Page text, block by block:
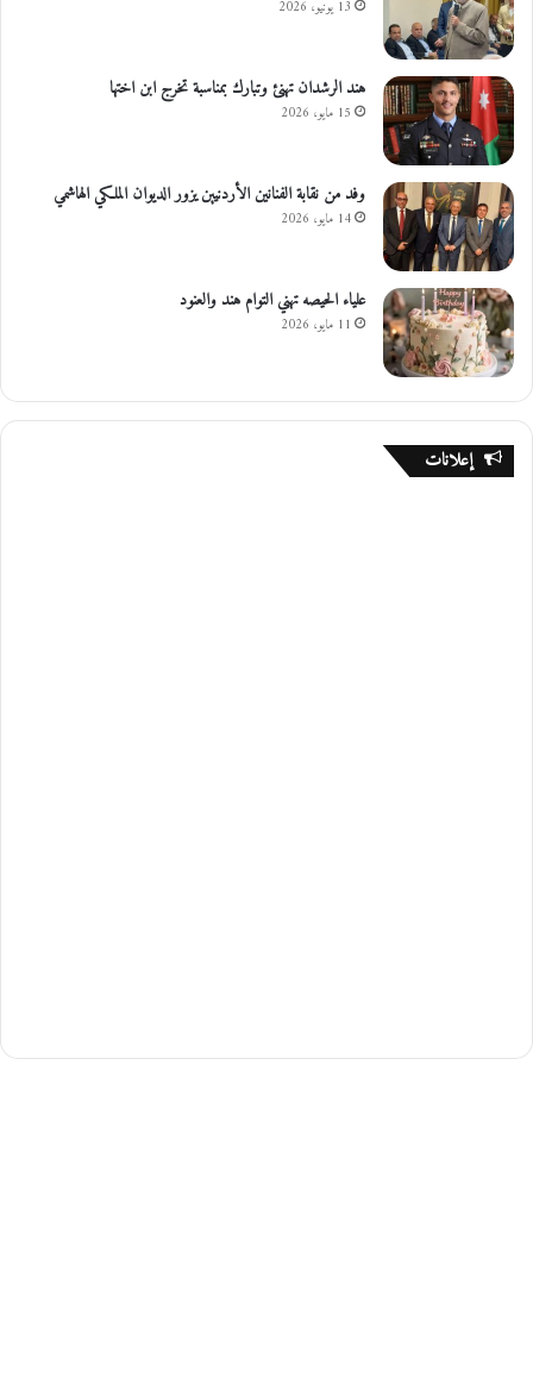
ل
ي
ه
13 يونيو، 2026
هند الرشدان تهنئ وتبارك بمناسبة تخرج ابن اختها
15 مايو، 2026
وفد من نقابة الفنانين الأردنيين يزور الديوان الملكي الهاشمي
14 مايو، 2026
علياء الحيصه تهني التوام هند والعنود
11 مايو، 2026
إعلانات